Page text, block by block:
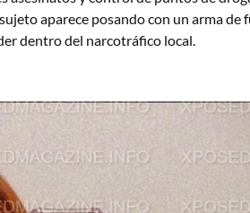
aparece posando con un arma de
dentro del narcotráfico local.